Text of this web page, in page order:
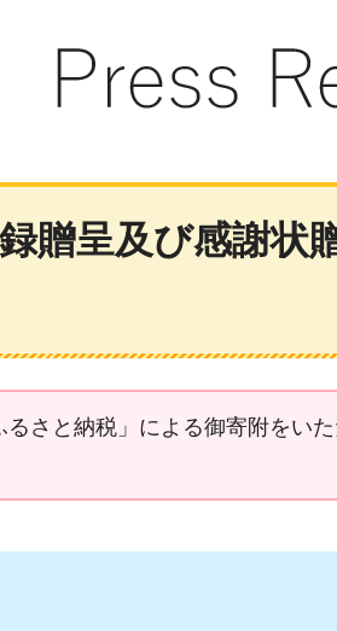
贈呈及び感謝状
さと納税」による御寄附をい